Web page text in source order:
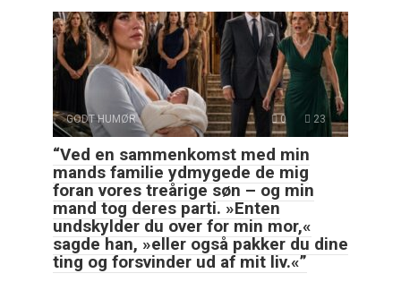
GODT HUMØR 0 23
“Ved en sammenkomst med min
mands familie ydmygede de mig
foran vores treårige søn – og min
mand tog deres parti. »Enten
undskylder du over for min mor,«
sagde han, »eller også pakker du dine
ting og forsvinder ud af mit liv.«”